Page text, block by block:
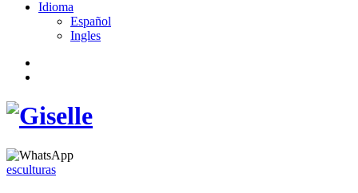
Idioma
Español
Ingles
esculturas